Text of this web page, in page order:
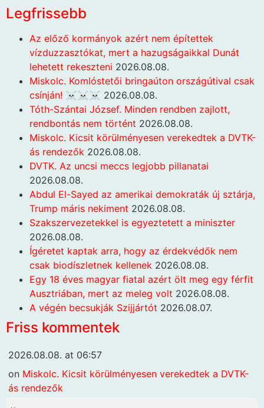
Legfrissebb
Az előző kormányok azért nem építettek
vízduzzasztókat, mert a hazugságaikkal Dunát
lehetett rekeszteni 2026.08.08.
Miskolc. Komlóstetői bringaúton országútival csak
csínján! ☠️☠️☠️ 2026.08.08.
Tóth-Szántai József. Minden rendben zajlott,
rendbontás nem történt 2026.08.08.
Miskolc. Kicsit körülményesen verekedtek a DVTK-
ás rendezők 2026.08.08.
DVTK. Az uncsi meccs legjobb pillanatai
2026.08.08.
Abdul El-Sayed az amerikai demokraták új sztárja,
Trump máris nekiment 2026.08.08.
Szakszervezetekkel is egyeztetett a miniszter
2026.08.08.
Ígéretet kaptak arra, hogy az érdekvédők nem
csak biodíszletnek kellenek 2026.08.08.
Egy 18 éves magyar fiatal azért ölt meg egy férfit
Ausztriában, mert az meleg volt 2026.08.08.
A végén becsukják Szijjártót 2026.08.07.
Friss kommentek
2026.08.08. at 06:57
on Miskolc. Kicsit körülményesen verekedtek a DVTK-
ás rendezők